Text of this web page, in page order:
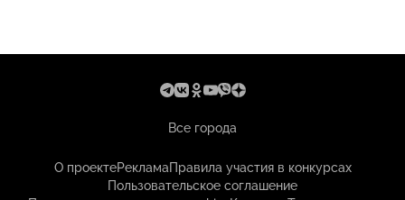
Все города
О проектеРекламаПравила участия в конкурсах
Пользовательское соглашение